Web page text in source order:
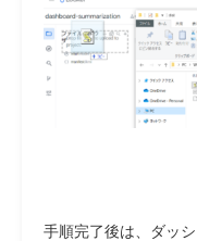
手順完了後は、ダッ